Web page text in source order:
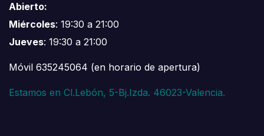
Abierto:
Miércoles: 19:30 a 21:00
Jueves: 19:30 a 21:00
Móvil 635245064 (en horario de apertura)
Estamos en Cl.Lebón, 5-Bj.Izda. 46023-Valencia.